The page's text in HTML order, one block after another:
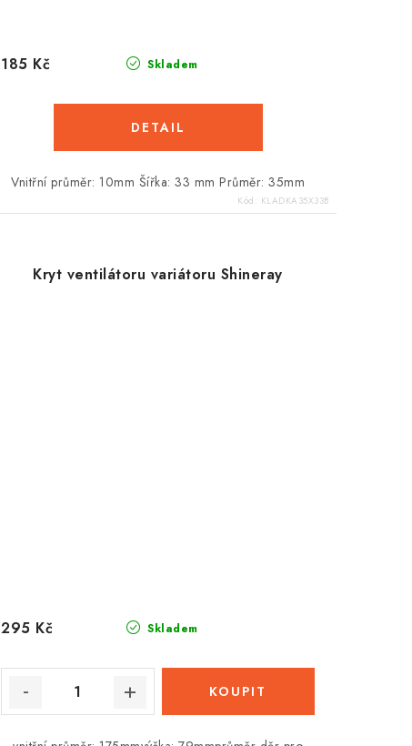
Skladem
185 Kč
Vnitřní průměr: 10mm Šířka: 33 mm Průměr: 35mm
Kód: KLADKA35X33B
Kryt ventilátoru variátoru Shineray
Skladem
295 Kč